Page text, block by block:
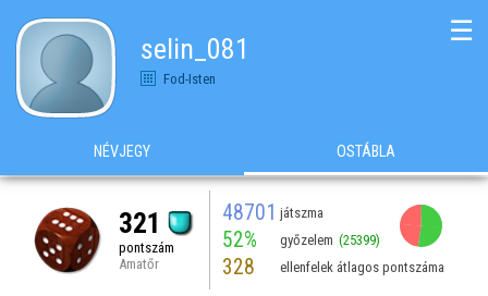
selin_081
Fod-Isten
☰
NÉVJEGY OSTÁBLA
321
pontszám
Amatőr
48701 játszma
52% győzelem (25399)
328 ellenfelek átlagos pontszáma